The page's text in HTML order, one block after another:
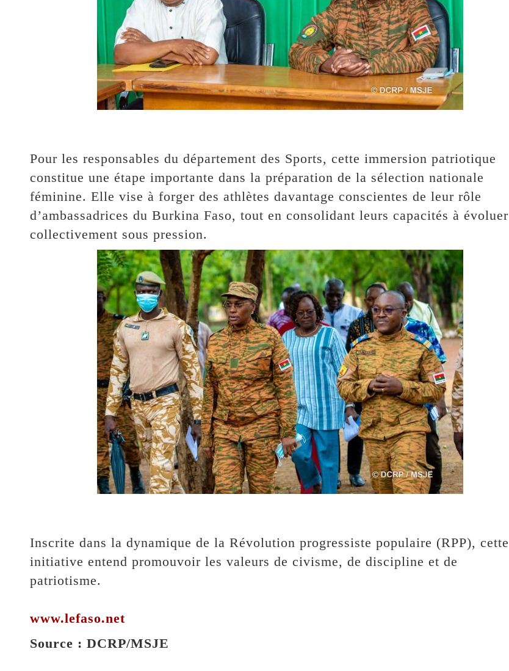
‎Pour les responsables du département des Sports, cette immersion patriotique
constitue une étape importante dans la préparation de la sélection nationale
féminine. Elle vise à forger des athlètes davantage conscientes de leur rôle
d’ambassadrices du Burkina Faso, tout en consolidant leurs capacités à évoluer
collectivement sous pression.
‎Inscrite dans la dynamique de la Révolution progressiste populaire (RPP), cette
initiative entend promouvoir les valeurs de civisme, de discipline et de
patriotisme.
www.lefaso.net
‎Source : DCRP/MSJE